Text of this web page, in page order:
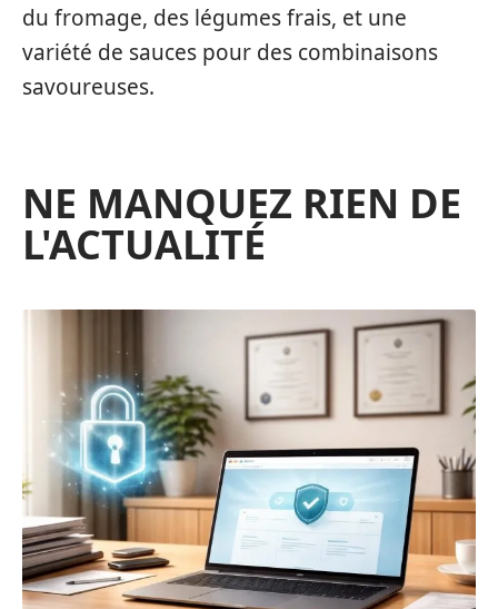
du fromage, des légumes frais, et une
variété de sauces pour des combinaisons
savoureuses.
NE MANQUEZ RIEN DE
L'ACTUALITÉ